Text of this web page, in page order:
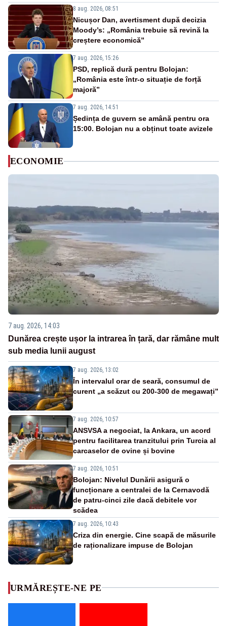
8 aug. 2026, 08:51
Nicușor Dan, avertisment după decizia
Moody’s: „România trebuie să revină la
creștere economică”
7 aug. 2026, 15:26
PSD, replică dură pentru Bolojan:
„România este într-o situație de forță
majoră”
7 aug. 2026, 14:51
Ședința de guvern se amână pentru ora
15:00. Bolojan nu a obținut toate avizele
ECONOMIE
7 aug. 2026, 14:03
Dunărea crește ușor la intrarea în țară, dar rămâne mult
sub media lunii august
7 aug. 2026, 13:02
În intervalul orar de seară, consumul de
curent „a scăzut cu 200-300 de megawați”
7 aug. 2026, 10:57
ANSVSA a negociat, la Ankara, un acord
pentru facilitarea tranzitului prin Turcia al
carcaselor de ovine și bovine
7 aug. 2026, 10:51
Bolojan: Nivelul Dunării asigură o
funcționare a centralei de la Cernavodă
de patru-cinci zile dacă debitele vor
scădea
7 aug. 2026, 10:43
Criza din energie. Cine scapă de măsurile
de raționalizare impuse de Bolojan
URMĂREȘTE-NE PE